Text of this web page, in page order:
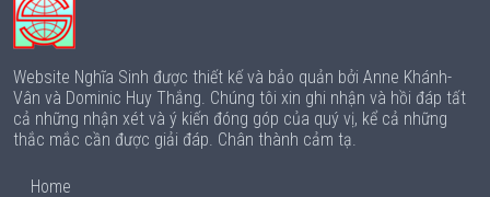
Website Nghĩa Sinh được thiết kế và bảo quản bởi Anne Khánh-
Vân và Dominic Huy Thắng. Chúng tôi xin ghi nhận và hồi đáp tất
cả những nhận xét và ý kiến đóng góp của quý vị, kể cả những
thắc mắc cần được giải đáp. Chân thành cảm tạ.
Home